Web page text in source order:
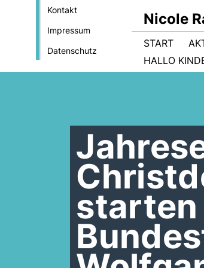
Kontakt
Impressum
Datenschutz
Nicole
START
HALLO